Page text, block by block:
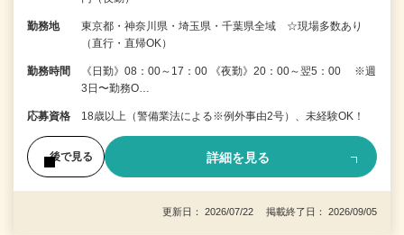
勤務地
東京都・神奈川県・埼玉県・千葉県全域 ☆現場多数あり
（直行・直帰OK）
勤務時間
《日勤》08：00～17：00 《夜勤》20：00～翌5：00 ※週
3日〜勤務O…
応募資格 18歳以上（警備業法による※例外事由2号）、未経験OK！
後で見る 詳細を見る
更新日： 2026/07/22 掲載終了日： 2026/09/05